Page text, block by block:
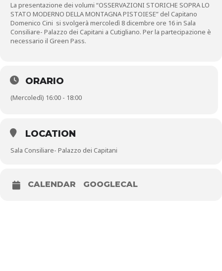
La presentazione dei volumi “OSSERVAZIONI STORICHE SOPRA LO
STATO MODERNO DELLA MONTAGNA PISTOIESE” del Capitano
Domenico Cini si svolgerà mercoledì 8 dicembre ore 16 in Sala
Consiliare- Palazzo dei Capitani a Cutigliano. Per la partecipazione è
necessario il Green Pass.
ORARIO
(Mercoledì) 16:00 - 18:00
LOCATION
Sala Consiliare- Palazzo dei Capitani
CALENDAR GOOGLECAL